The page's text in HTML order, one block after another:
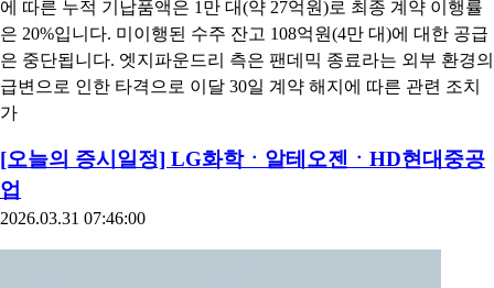
에 따른 누적 기납품액은 1만 대(약 27억원)로 최종 계약 이행률
은 20%입니다. 미이행된 수주 잔고 108억원(4만 대)에 대한 공급
은 중단됩니다. 엣지파운드리 측은 팬데믹 종료라는 외부 환경의
급변으로 인한 타격으로 이달 30일 계약 해지에 따른 관련 조치
가
[오늘의 증시일정] LG화학ㆍ알테오젠ㆍHD현대중공
업
2026.03.31 07:46:00